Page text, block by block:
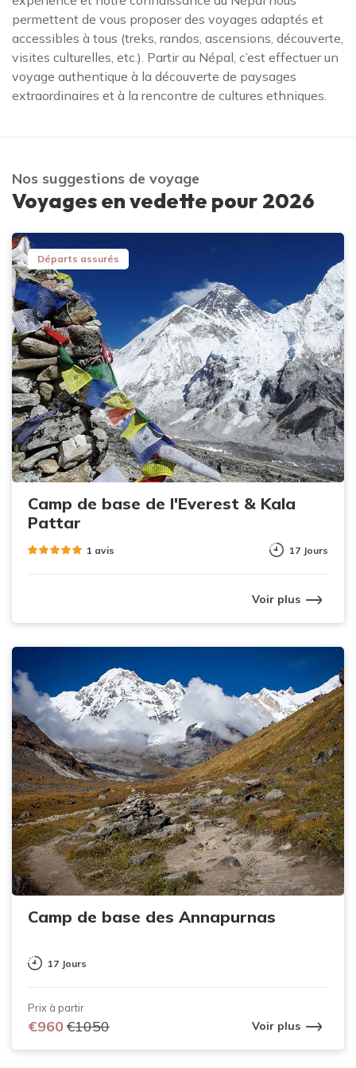
permettent de vous proposer des voyages adaptés et
accessibles à tous (treks, randos, ascensions, découverte,
visites culturelles, etc.). Partir au Népal, c’est effectuer un
voyage authentique à la découverte de paysages
extraordinaires et à la rencontre de cultures ethniques.
Nos suggestions de voyage
Voyages en vedette pour 2026
Départs assurés
Camp de base de l'Everest & Kala
Pattar
1 avis 17 Jours
Voir plus
Camp de base des Annapurnas
17 Jours
Prix ​​à partir
€960€1050 Voir plus